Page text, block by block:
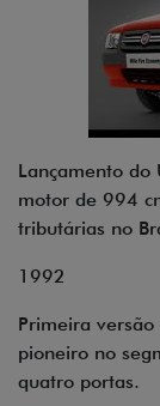
Lançamento
motor de 994
tributárias no
1992
Primeira
pioneiro no
quatro portas.